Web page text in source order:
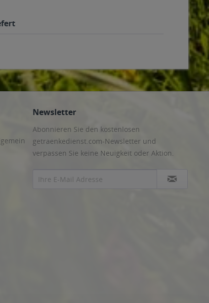
Newsletter
Abonnieren Sie den kostenlosen
getraenkedienst.com-Newsletter und
verpassen Sie keine Neuigkeit oder Aktion.